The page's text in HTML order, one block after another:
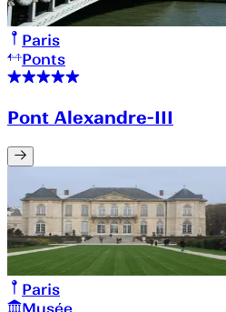
Paris
Ponts
Pont Alexandre-III
Paris
Musée